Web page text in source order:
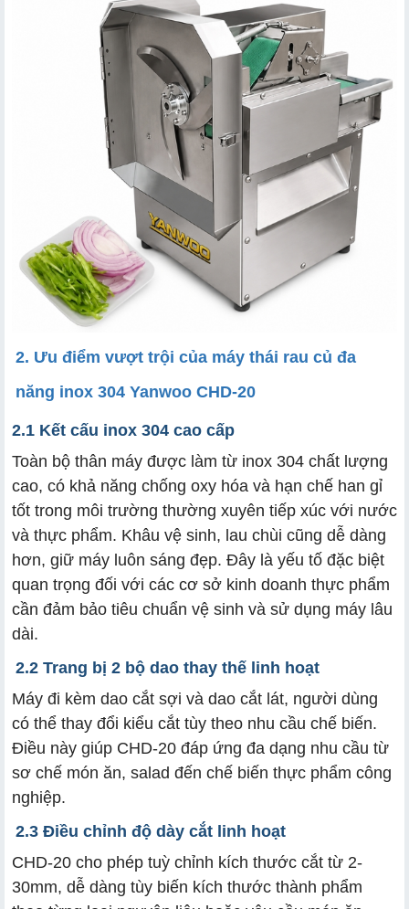
2. Ưu điểm vượt trội của máy thái rau củ đa
năng inox 304 Yanwoo CHD-20
2.1 Kết cấu inox 304 cao cấp
Toàn bộ thân máy được làm từ inox 304 chất lượng
cao, có khả năng chống oxy hóa và hạn chế han gỉ
tốt trong môi trường thường xuyên tiếp xúc với nước
và thực phẩm. Khâu vệ sinh, lau chùi cũng dễ dàng
hơn, giữ máy luôn sáng đẹp. Đây là yếu tố đặc biệt
quan trọng đối với các cơ sở kinh doanh thực phẩm
cần đảm bảo tiêu chuẩn vệ sinh và sử dụng máy lâu
dài.
2.2 Trang bị 2 bộ dao thay thế linh hoạt
Máy đi kèm dao cắt sợi và dao cắt lát, người dùng
có thể thay đổi kiểu cắt tùy theo nhu cầu chế biến.
Điều này giúp CHD-20 đáp ứng đa dạng nhu cầu từ
sơ chế món ăn, salad đến chế biến thực phẩm công
nghiệp.
2.3 Điều chỉnh độ dày cắt linh hoạt
CHD-20 cho phép tuỳ chỉnh kích thước cắt từ 2-
30mm, dễ dàng tùy biến kích thước thành phẩm